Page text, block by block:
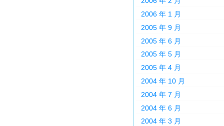
2006 年 1 月
2005 年 9 月
2005 年 6 月
2005 年 5 月
2005 年 4 月
2004 年 10 月
2004 年 7 月
2004 年 6 月
2004 年 3 月